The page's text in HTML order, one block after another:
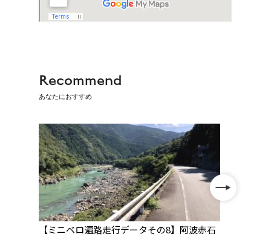
Recommend
あなたにおすすめ
【ミニベロ遍路走行データその8】阿波赤石